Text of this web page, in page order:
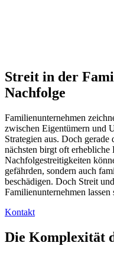
Streit in der
Nachfolge
Familienunternehmen
zwischen Eigentümern und
Strategien aus. Doch
nächsten birgt oft erhebliche
Nachfolgestreitigkeiten
gefährden, sondern auch
beschädigen. Doch Streit
Familienunternehmen lassen
Kontakt
Die Komplexität